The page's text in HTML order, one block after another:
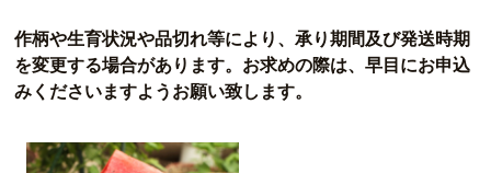
作柄や生育状況や品切れ等により、承り期間及び発送時期
を変更する場合があります。 お求めの際は、早目にお申込
みくださいますようお願い致します。